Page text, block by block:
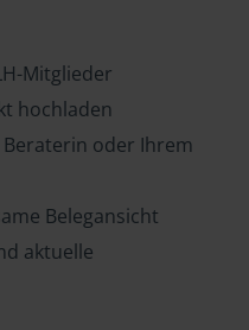
Mitglieder
hochladen
oder Ihrem
Belegansicht
aktuelle